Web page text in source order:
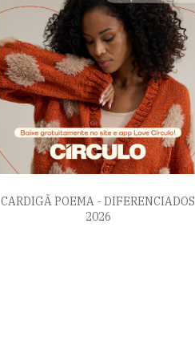
CARDIGÃ POEMA - DIFERENCIADOS
2026